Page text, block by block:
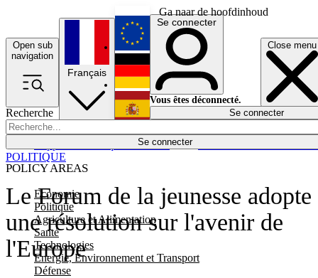
Ga naar de hoofdinhoud
Open sub
navigation
Close menu
Recherche
Se connecter
POLICY AREAS
Economie
Politique
Agriculture et Alimentation
Santé
Technologies
Energie, Environnement et Transport
Défense
Économie
Français
English
Deutsch
Español
Se connecter
Vous êtes déconnecté.
Se connecter
Le Forum de la jeunesse adopte
une résolution sur l'avenir de
l'Europe
POLITIQUE